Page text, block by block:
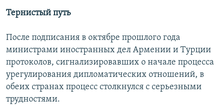
Тернистый путь
После подписания в октябре прошлого года
министрами иностранных дел Армении и Турции
протоколов, сигнализировавших о начале процесса
урегулирования дипломатических отношений, в
обеих странах процесс столкнулся с серьезными
трудностями.